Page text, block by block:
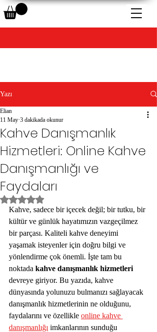
Yazı
Kahve Danışmanlık
Hizmetleri: Online Kahve
Danışmanlığı ve
Faydaları
Elian
11 May 3 dakikada okunur
5 üzerinden NaN yıldız
Kahve, sadece bir içecek değil; bir tutku, bir
kültür ve günlük hayatımızın vazgeçilmez
bir parçası. Kaliteli kahve deneyimi
yaşamak isteyenler için doğru bilgi ve
yönlendirme çok önemli. İşte tam bu
noktada kahve danışmanlık hizmetleri
devreye giriyor. Bu yazıda, kahve
dünyasında yolunuzu bulmanızı sağlayacak
danışmanlık hizmetlerinin ne olduğunu,
faydalarını ve özellikle online kahve
danışmanlığı imkanlarının sunduğu